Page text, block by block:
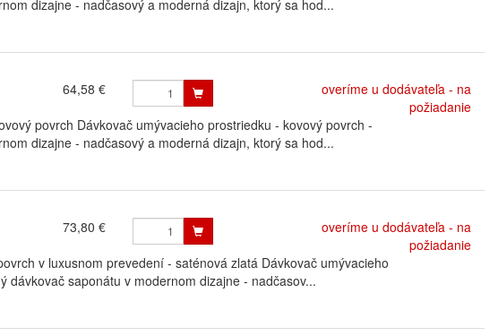
dizajne - nadčasový a moderná dizajn, ktorý sa hod...
64,58 €
overíme u dodávateľa - na
požiadanie
povrch Dávkovač umývacieho prostriedku - kovový povrch -
dizajne - nadčasový a moderná dizajn, ktorý sa hod...
73,80 €
overíme u dodávateľa - na
požiadanie
v luxusnom prevedení - saténová zlatá Dávkovač umývacieho
dávkovač saponátu v modernom dizajne - nadčasov...